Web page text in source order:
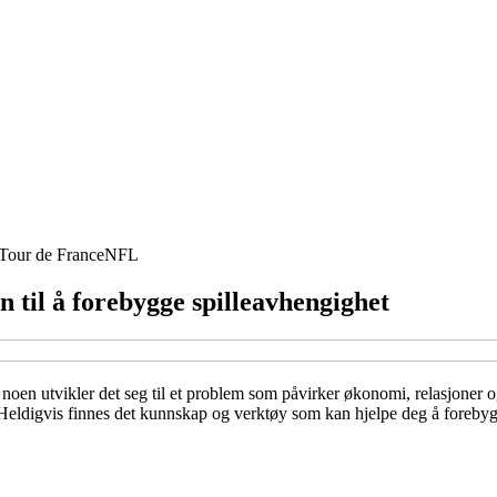
de FranceNFL
til å forebygge spilleavhengighet
utvikler det seg til et problem som påvirker økonomi, relasjoner
finnes det kunnskap og verktøy som kan hjelpe deg å